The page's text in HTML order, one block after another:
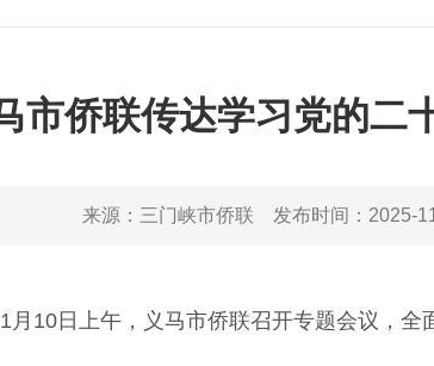
市侨联传达学习党的二
来源： 三门峡市侨联 发布时间： 2025-
日上午，义马市侨联召开专题会议，全